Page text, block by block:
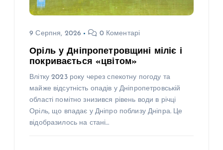
9 Серпня, 2026 0 Коментарі
Оріль у Дніпропетровщині міліє і
покривається «цвітом»
Влітку 2023 року через спекотну погоду та
майже відсутність опадів у Дніпропетровській
області помітно знизився рівень води в річці
Оріль, що впадає у Дніпро поблизу Дніпра. Це
відобразилось на стані…